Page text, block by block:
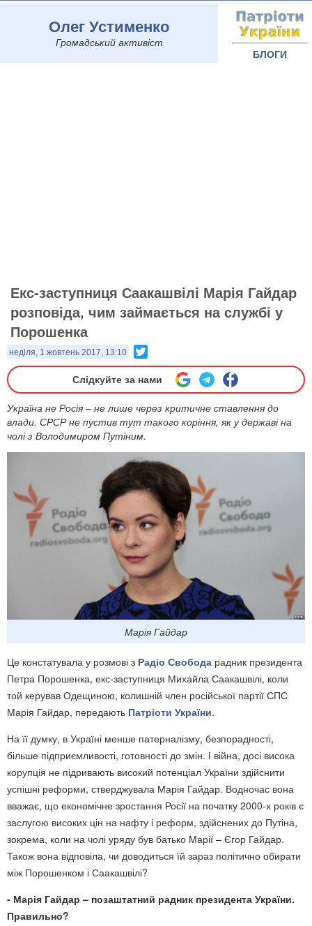
Олег Устименко
Громадський активіст
БЛОГИ
Екс-заступниця Саакашвілі Марія Гайдар
розповіда, чим займається на службі у
Порошенка
неділя, 1 жовтень 2017, 13:10
Слідкуйте за нами
Україна не Росія – не лише через критичне ставлення до
влади. СРСР не пустив тут такого коріння, як у державі на
чолі з Володимиром Путіним.
Марія Гайдар
Це констатувала у розмові з Радіо Свобода радник президента
Петра Порошенка, екс-заступниця Михайла Саакашвілі, коли
той керував Одещиною, колишній член російської партії СПС
Марія Гайдар, передають Патріоти України.
На її думку, в Україні менше патерналізму, безпорадності,
більше підприємливості, готовності до змін. І війна, досі висока
корупція не підривають високий потенціал України здійснити
успішні реформи, стверджувала Марія Гайдар. Водночас вона
вважає, що економічне зростання Росії на початку 2000-х років є
заслугою високих цін на нафту і реформ, здійснених до Путіна,
зокрема, коли на чолі уряду був батько Марії – Єгор Гайдар.
Також вона відповіла, чи доводиться їй зараз політично обирати
між Порошенком і Саакашвілі?
- Марія Гайдар – позаштатний радник президента України.
Правильно?